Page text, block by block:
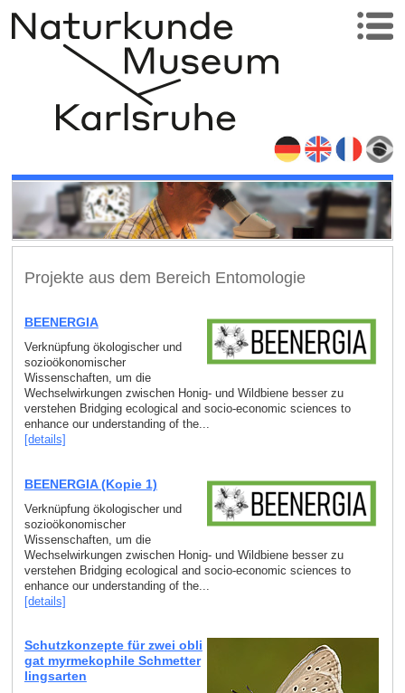
Projekte aus dem Bereich Entomologie
BEENERGIA
Verknüpfung ökologischer und
sozioökonomischer
Wissenschaften, um die
Wechselwirkungen zwischen Honig- und Wildbiene besser zu
verstehen Bridging ecological and socio-economic sciences to
enhance our understanding of the...
[details]
BEENERGIA (Kopie 1)
Verknüpfung ökologischer und
sozioökonomischer
Wissenschaften, um die
Wechselwirkungen zwischen Honig- und Wildbiene besser zu
verstehen Bridging ecological and socio-economic sciences to
enhance our understanding of the...
[details]
Schutzkonzepte für zwei obli
gat myrmekophile Schmetter
lingsarten